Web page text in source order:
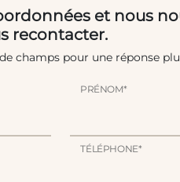
et nous
recontacter.
champs pour une réponse
PRÉNOM*
TÉLÉPHONE*